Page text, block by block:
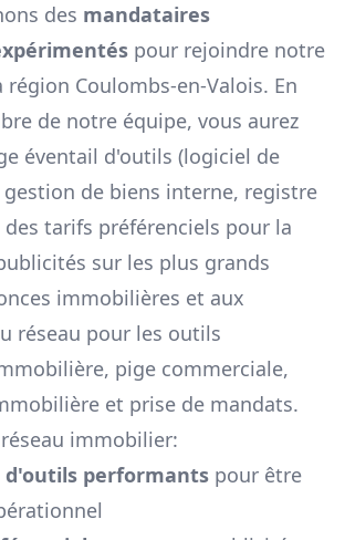
des mandataires
pour rejoindre notre
région Coulombs-en-Valois. En
de notre équipe, vous aurez
éventail d'outils (logiciel de
de biens interne, registre
des tarifs préférenciels pour la
sur les plus grands
immobilières et aux
réseau pour les outils
pige commerciale,
et prise de mandats.
immobilier:
d'outils performants pour être